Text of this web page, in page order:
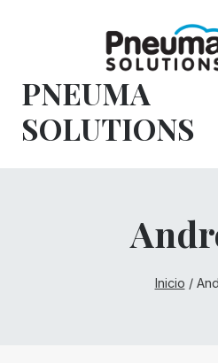
PNEUMA
SOLUTIONS
Inicio /